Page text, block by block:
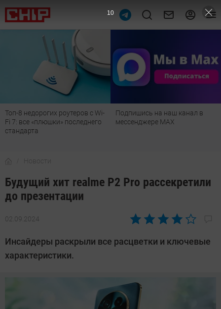
Топ-8 недорогих роутеров с Wi-
Fi 7: все «плюшки» последнего
стандарта
Подпишись на наш канал в
мессенджере МАХ
Новости
Будущий хит realme P2 Pro рассекретили
до презентации
02.09.2024
Автор:
Довлатова
Инсайдеры раскрыли все расцветки и ключевые
характеристики.
9